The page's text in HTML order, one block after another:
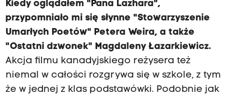
Kiedy oglądałem "Pana Lazhara",
przypomniało mi się słynne "Stowarzyszenie
Umarłych Poetów" Petera Weira, a także
"Ostatni dzwonek" Magdaleny Łazarkiewicz.
Akcja filmu kanadyjskiego reżysera też
niemal w całości rozgrywa się w szkole, z tym
że w jednej z klas podstawówki. Podobnie jak